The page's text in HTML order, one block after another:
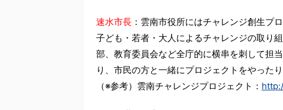
速水市長 ：雲南市役所にはチャレンジ創生プ
子ども・若者・大人によるチャレンジの取り
部、教育委員会など全庁的に横串を刺して担
り、市民の方と一緒にプロジェクトをやった
（※参考）雲南チャレンジプロジェクト：